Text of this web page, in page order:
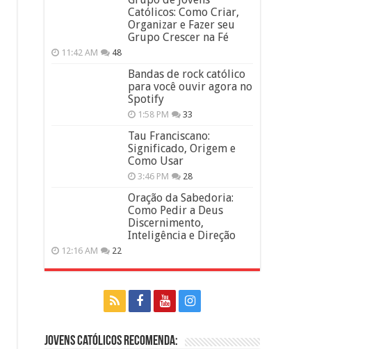
Católicos: Como Criar,
Organizar e Fazer seu
Grupo Crescer na Fé
11:42 AM 48
Bandas de rock católico
para você ouvir agora no
Spotify
1:58 PM 33
Tau Franciscano:
Significado, Origem e
Como Usar
3:46 PM 28
Oração da Sabedoria:
Como Pedir a Deus
Discernimento,
Inteligência e Direção
12:16 AM 22
Jovens Católicos Recomenda: